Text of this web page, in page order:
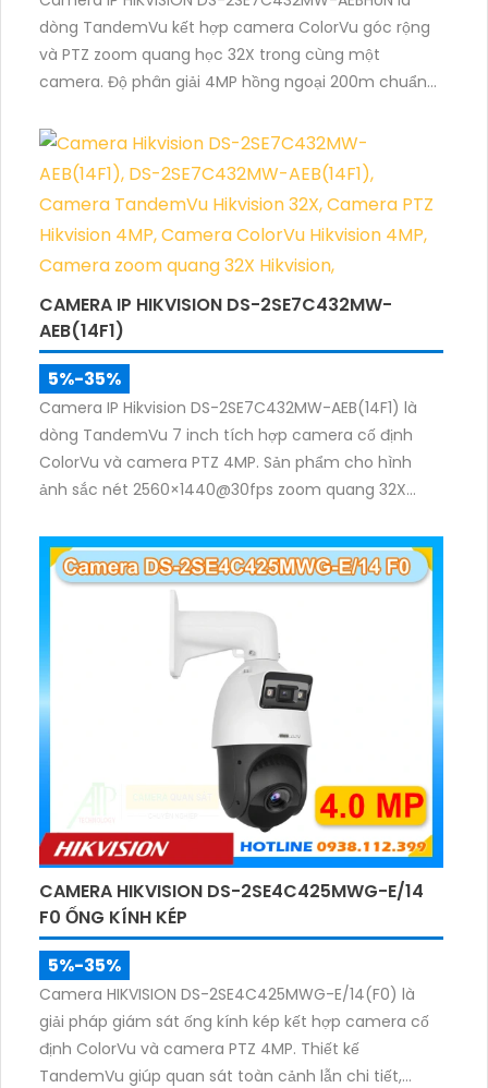
dòng TandemVu kết hợp camera ColorVu góc rộng
và PTZ zoom quang học 32X trong cùng một
camera. Độ phân giải 4MP hồng ngoại 200m chuẩn
giúp giám sát khu vực rộng với hình ảnh rõ nét cả
ngày và đêm.
CAMERA IP HIKVISION DS-2SE7C432MW-
AEB(14F1)
5%-35%
Camera IP Hikvision DS-2SE7C432MW-AEB(14F1) là
dòng TandemVu 7 inch tích hợp camera cố định
ColorVu và camera PTZ 4MP. Sản phẩm cho hình
ảnh sắc nét 2560×1440@30fps zoom quang 32X
giám sát khu vực rộng cả ngày lẫn đêm.
CAMERA HIKVISION DS-2SE4C425MWG-E/14
F0 ỐNG KÍNH KÉP
5%-35%
Camera HIKVISION DS-2SE4C425MWG-E/14(F0) là
giải pháp giám sát ống kính kép kết hợp camera cố
định ColorVu và camera PTZ 4MP. Thiết kế
TandemVu giúp quan sát toàn cảnh lẫn chi tiết,